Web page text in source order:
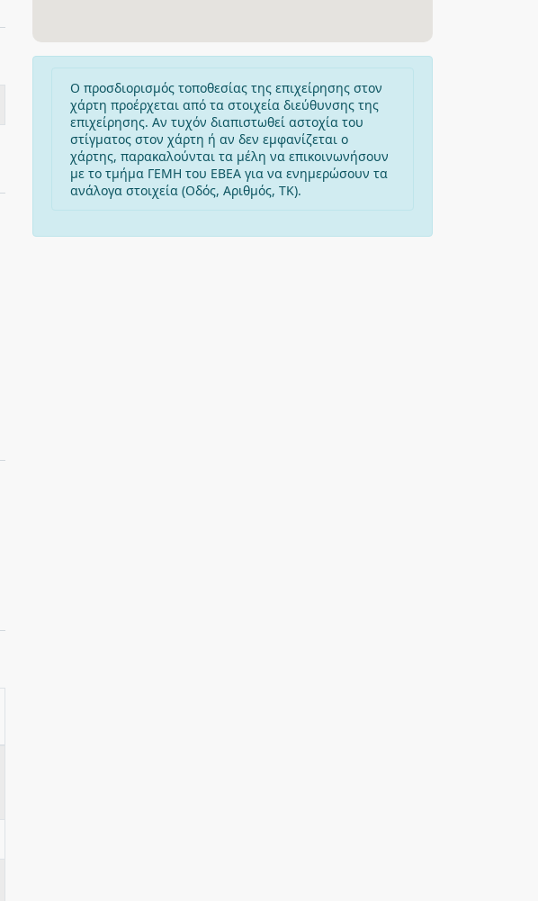
Ο προσδιορισμός τοποθεσίας της επιχείρησης στον
χάρτη προέρχεται από τα στοιχεία διεύθυνσης της
επιχείρησης. Αν τυχόν διαπιστωθεί αστοχία του
στίγματος στον χάρτη ή αν δεν εμφανίζεται ο
χάρτης, παρακαλούνται τα μέλη να επικοινωνήσουν
με το τμήμα ΓΕΜΗ του ΕΒΕΑ για να ενημερώσουν τα
ανάλογα στοιχεία (Οδός, Αριθμός, ΤΚ).